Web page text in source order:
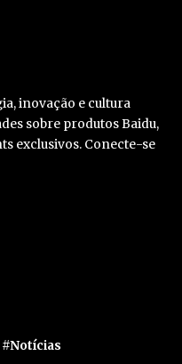
inovação e cultura
sobre produtos Baidu,
exclusivos. Conecte-se